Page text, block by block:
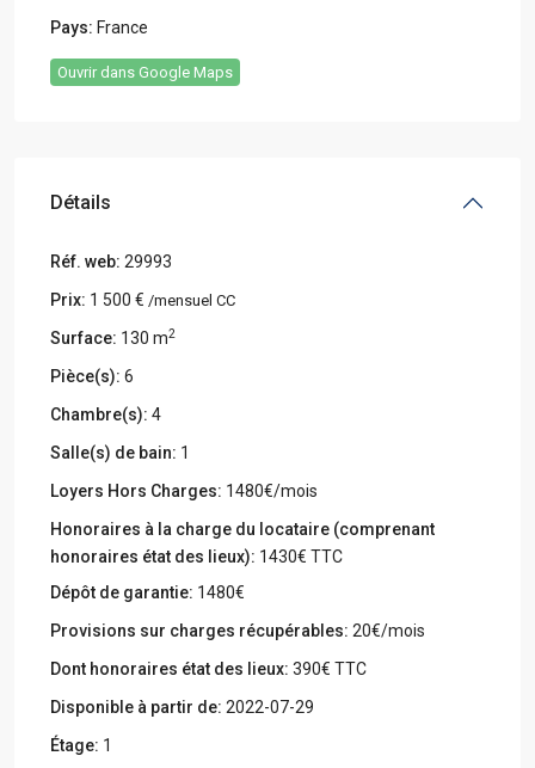
Pays: France
Ouvrir dans Google Maps
Détails
Réf. web: 29993
Prix: 1 500 € /mensuel CC
Surface: 130 m2
Pièce(s): 6
Chambre(s): 4
Salle(s) de bain: 1
Loyers Hors Charges: 1480€/mois
Honoraires à la charge du locataire (comprenant
honoraires état des lieux): 1430€ TTC
Dépôt de garantie: 1480€
Provisions sur charges récupérables: 20€/mois
Dont honoraires état des lieux: 390€ TTC
Disponible à partir de: 2022-07-29
Étage: 1